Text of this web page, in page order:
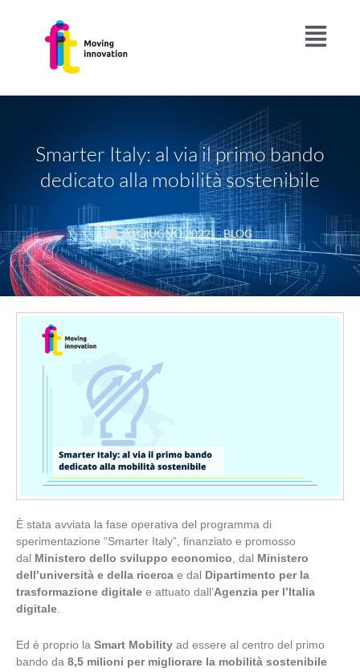
Smarter Italy: al via il primo bando
dedicato alla mobilità sostenibile
20 GIUGNO 2022|BLOG
È stata avviata la fase operativa del programma di
sperimentazione “Smarter Italy”, finanziato e promosso
dal Ministero dello sviluppo economico, dal Ministero
dell’università e della ricerca e dal
Dipartimento per la
trasformazione digitale e attuato dall’Agenzia per l’Italia
digitale.
Ed è proprio la Smart Mobility ad essere al centro del primo
bando da 8,5 milioni per migliorare la mobilità sostenibile